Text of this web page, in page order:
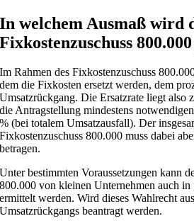
In welchem Ausmaß wird
Fixkostenzuschuss
Im Rahmen des Fixkostenzuschuss
dem die Fixkosten ersetzt werden, dem
Umsatzrückgang. Die Ersatzrate liegt also
die Antragstellung mindestens
% (bei totalem Umsatzausfall). Der
Fixkostenzuschuss 800.000 muss dabei
betragen.
Unter bestimmten Voraussetzungen kann
800.000 von kleinen Unternehmen auch in
ermittelt werden. Wird dieses Wahlrecht
Umsatzrückgangs beantragt werden.